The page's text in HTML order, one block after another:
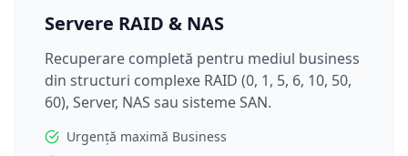
Servere RAID & NAS
Recuperare completă pentru mediul business
din structuri complexe RAID (0, 1, 5, 6, 10, 50,
60), Server, NAS sau sisteme SAN.
Urgență maximă Business